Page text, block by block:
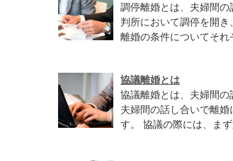
調停離婚とは、夫婦間
判所において調停を開
離婚の条件についてそれ
協議離婚とは
協議離婚とは、夫婦間の
夫婦間の話し合いで離
す。 協議の際には、ま